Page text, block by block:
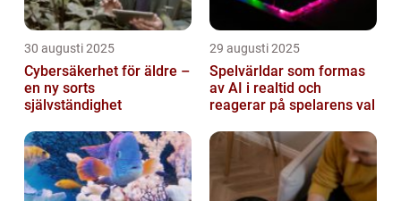
30 augusti 2025
Cybersäkerhet för äldre –
en ny sorts
självständighet
29 augusti 2025
Spelvärldar som formas
av AI i realtid och
reagerar på spelarens val